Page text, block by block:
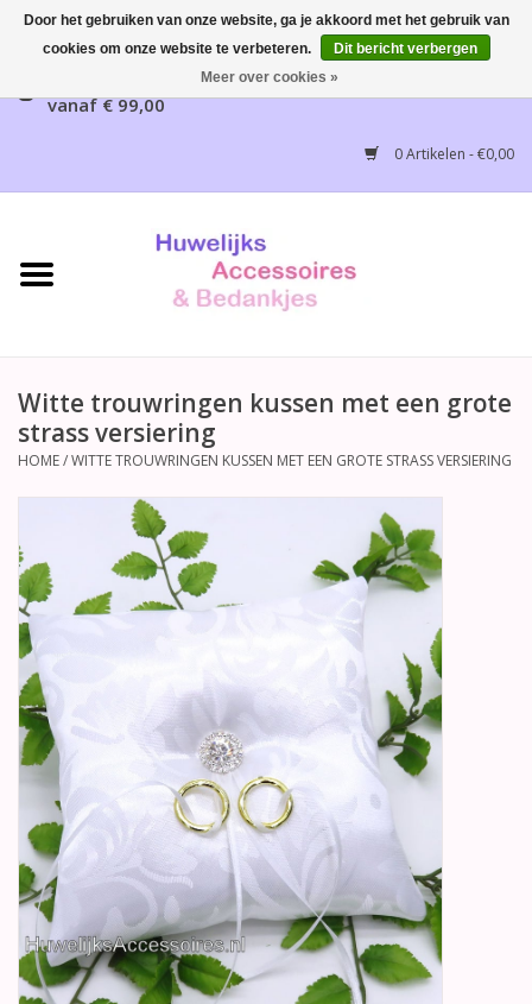
Gratis verzending mogelijk, NL vanaf € 65,00, België
vanaf € 99,00
0 Artikelen - €0,00
Home
Bruidsaccessoires
Huwelijksreceptie
Disney Huwelijk
Betty Boop Huwelijk
Jubileum
Geboorte, Doop en
Communie
SALE
Witte trouwringen kussen met een grote
strass versiering
HOME/WITTE TROUWRINGEN KUSSEN MET EEN GROTE STRASS VERSIERING
Door het gebruiken van onze website, ga je akkoord met het gebruik van
cookies om onze website te verbeteren.
Dit bericht verbergen
Meer over cookies »